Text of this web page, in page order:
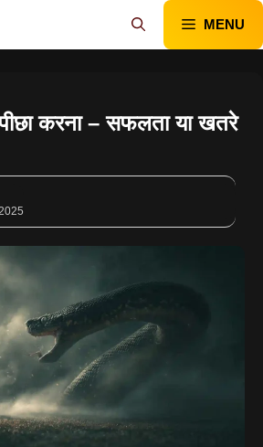
MENU
करना – सफलता या खतरे